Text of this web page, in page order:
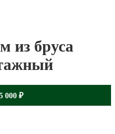
из бруса
000 ₽